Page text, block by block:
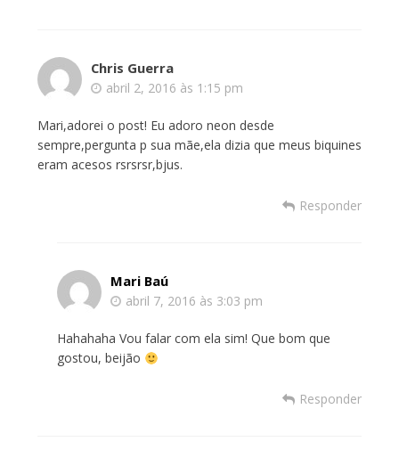
Chris Guerra
abril 2, 2016 às 1:15 pm
Mari,adorei o post! Eu adoro neon desde
sempre,pergunta p sua mãe,ela dizia que meus biquines
eram acesos rsrsrsr,bjus.
Responder
Mari Baú
abril 7, 2016 às 3:03 pm
Hahahaha Vou falar com ela sim! Que bom que
gostou, beijão
Responder